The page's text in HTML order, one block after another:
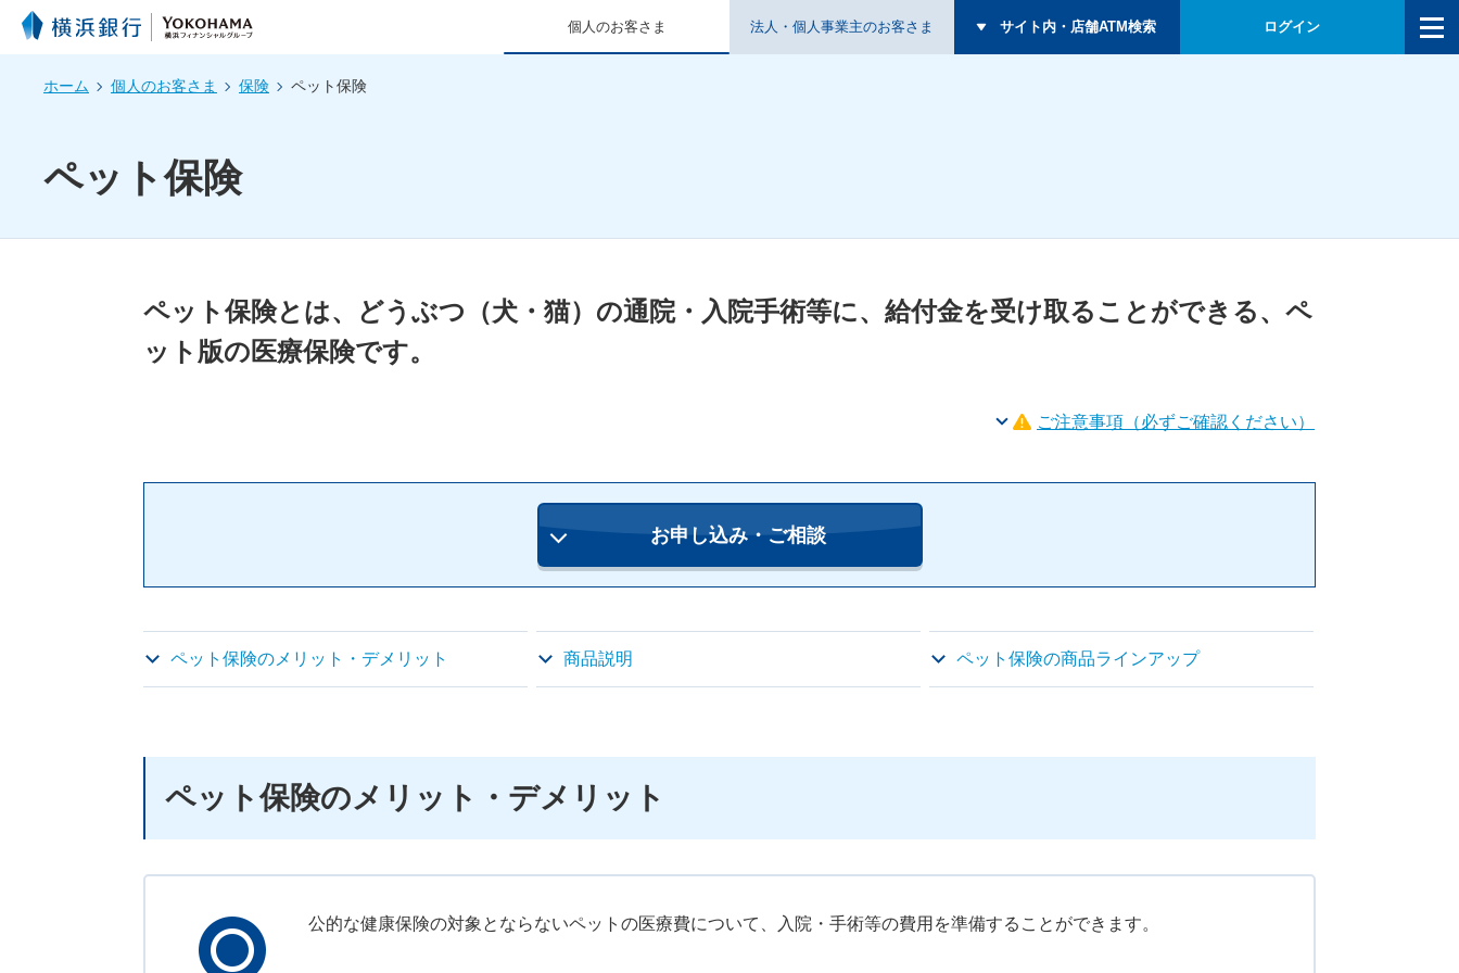
個人のお客さま 法人・個人事業主のお客さま サイト内・店舗ATM検索 ログイン
ホーム 個人のお客さま 保険 ペット保険
ペット保険
ペット保険とは、どうぶつ（犬・猫）の通院・入院手術等に、給付金を受け取ることができる、ペ
ット版の医療保険です。
ご注意事項 （必ずご確認ください）
お申し込み・ご相談
ペット保険のメリット・デメリット 商品説明 ペット保険の商品ラインアップ
ペット保険のメリット・デメリット
公的な健康保険の対象とならないペットの医療費について、入院・手術等の費用を準備することができます。